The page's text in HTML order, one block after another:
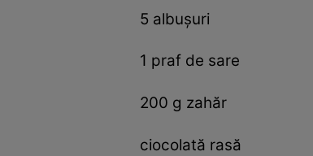
5 albuşuri
1 praf de sare
200 g zahăr
ciocolată rasă